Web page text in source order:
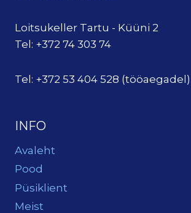
Loitsukeller Tartu - Küüni 2
Tel: +372 74 303 74
Tel: +372 53 404 528 (tööaegadel)
INFO
Avaleht
Pood
Püsiklient
Meist